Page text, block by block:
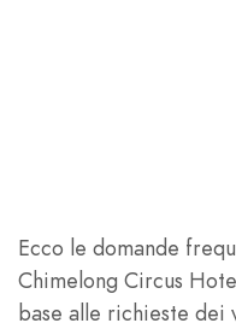
Ecco le domande
Chimelong Circus
base alle richieste